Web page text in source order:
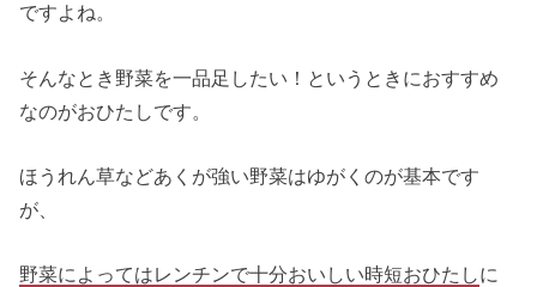
ですよね。
そんなとき野菜を一品足したい！というときにおすすめ
なのがおひたしです。
ほうれん草などあくが強い野菜はゆがくのが基本です
が、
野菜によってはレンチンで十分おいしい時短おひたしに